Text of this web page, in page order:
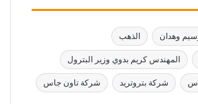
وسيم وهدان الذهب
المهندس كريم بدوي وزير البترول
شركة بتروتريد شركة تاون جاس